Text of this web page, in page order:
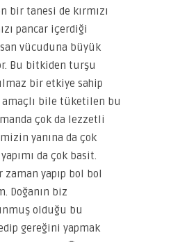
bir tanesi de kırmızı
pancar içerdiği
vücuduna büyük
Bu bitkiden turşu
bir etkiye sahip
amaçlı bile tüketilen bu
çok da lezzetli
yanına da çok
da çok basit.
zaman yapıp bol bol
Doğanın biz
olduğu bu
gereğini yapmak